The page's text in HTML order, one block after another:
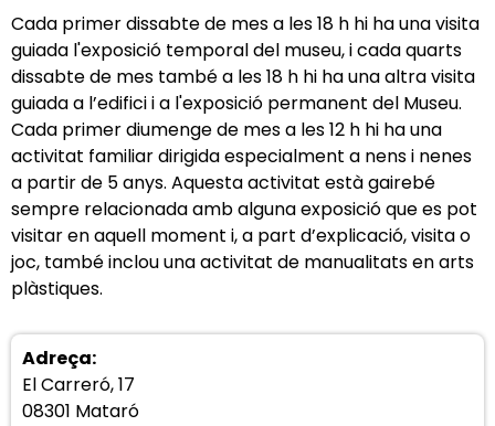
Adreça:
El Carreró, 17
08301 Mataró
Cada primer dissabte de mes a les 18 h hi ha una visita
guiada l'exposició temporal del museu, i cada quarts
dissabte de mes també a les 18 h hi ha una altra visita
guiada a l’edifici i a l'exposició permanent del Museu.
Cada primer diumenge de mes a les 12 h hi ha una
activitat familiar dirigida especialment a nens i nenes
a partir de 5 anys. Aquesta activitat està gairebé
sempre relacionada amb alguna exposició que es pot
visitar en aquell moment i, a part d’explicació, visita o
joc, també inclou una activitat de manualitats en arts
plàstiques.